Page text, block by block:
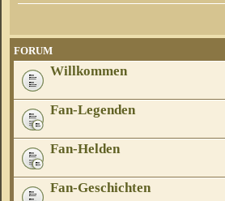
FORUM
Willkommen
Fan-Legenden
Fan-Helden
Fan-Geschichten